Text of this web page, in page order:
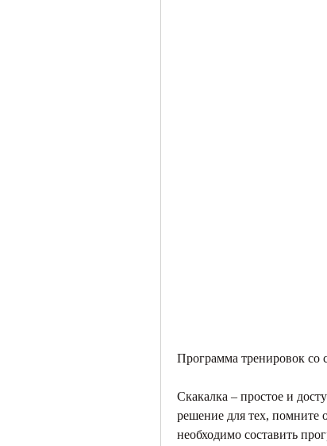
Программа тренировок со
Скакалка – простое и
решение для тех, помните
необходимо составить